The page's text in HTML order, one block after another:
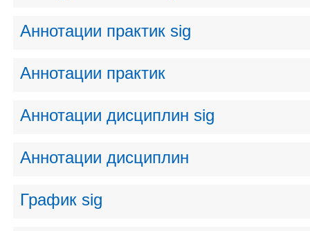
Аннотации практик sig
Аннотации практик
Аннотации дисциплин sig
Аннотации дисциплин
График sig